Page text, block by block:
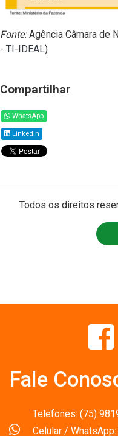
Fonte:Agência Câmara de
- TI-IDEAL)
Compartilhar
WhatsApp
Linkedin
Todos os direitos
Fale
Telefones: (75)
Celular /